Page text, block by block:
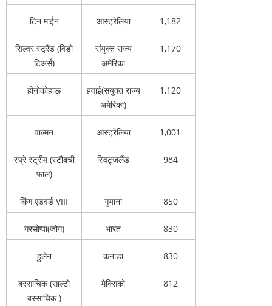
टिन माईन आस्ट्रेलिया 1,182
सिल्वर स्ट्रैंड (विडो
टिअर्स)
संयुक्त राज्य
अमेरिका
1,170
होनोकोहाऊ
हवाई(संयुक्त राज्य
अमेरिका)
1,120
वाल्मन आस्ट्रेलिया 1,001
स्प्रे स्ट्रीम (स्टौबची
फाल)
स्विट्जर्लैंड 984
किंग एडवर्ड VIII गुयाना 850
गरसोप्पा(जोग) भारत 830
हुलेन कनाडा 830
बस्साचिक (साल्टो
बस्साचिक )
मेक्सिको 812